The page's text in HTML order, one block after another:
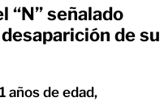
“N” señalado
de su
años de edad,